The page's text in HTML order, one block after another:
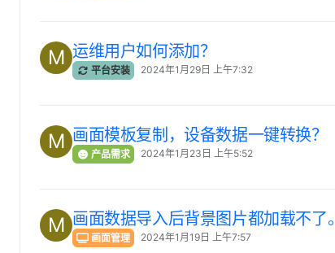
M 运维用户如何添加？
平台安装 2024年1月29日 上午7:32
M 画面模板复制，设备数据一键转换？
产品需求 2024年1月23日 上午5:52
M 画面数据导入后背景图片都加载不了。
画面管理 2024年1月19日 上午7:57